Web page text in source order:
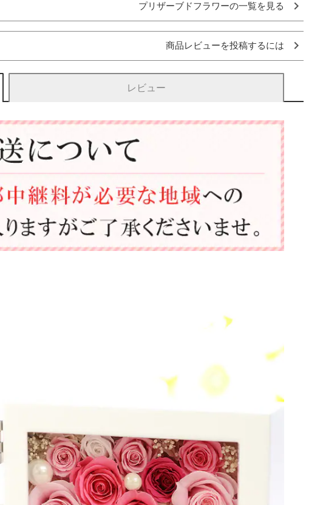
プリザーブドフラワーの一覧を見る
商品レビューを投稿するには
レビュー